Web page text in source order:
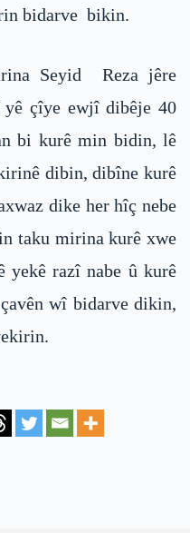
bidarve bikin.
Seyid Reza jêre
çîye ewjî dibêje 40
bi kurê min bidin, lê
dibin, dibîne kurê
dike her hîç nebe
taku mirina kurê xwe
yekê razî nabe û kurê
wî bidarve dikin,